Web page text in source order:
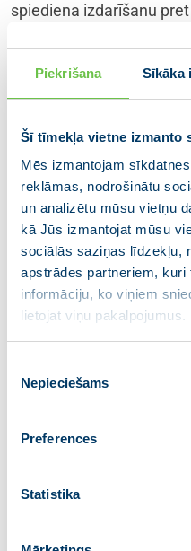
Piekrišana Sīkāka
Šī tīmekļa vietne izmanto
Mēs izmantojam
reklāmas, nodrošinātu
un analizētu mūsu vietņu
kā Jūs izmantojat mūsu
sociālās saziņas līdzekļu,
apstrādes partneriem,
informāciju, ko viņiem
lietojat viņu pakalpojumus.
izvēle
Nepieciešams
Preferences
Statistika
spiediena izdarīšanu
šobrīd un ar mediju
“SOAAR” nav vērsies
jebkādām
mediju starpniecību.
Apvienība norāda un
“SOAAR” valdes
apgalvojumi ir
Satversmē nostiprināto
ietekmēšanas
grauj jebkādu
un demokrātiskai
nepieciešama
padziļināta pārbaude un
iestāžu izmeklēšana, lai
atbildības personas,
“Demokrātija un